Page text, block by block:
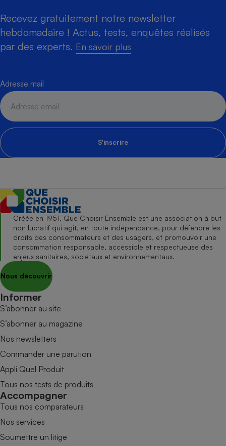
Recevez gratuitement notre newsletter
hebdomadaire ! Actus, tests, enquêtes réalisés
par des experts. En savoir plus
Adresse mail
S'inscrire
Créée en 1951, Que Choisir Ensemble est une association à but
non lucratif qui agit, en toute indépendance, pour défendre les
droits des consommateurs et des usagers, et promouvoir une
consommation responsable, accessible et respectueuse des
enjeux sanitaires, sociétaux et environnementaux.
Nous découvrir
Informer
S’abonner au site
S’abonner au magazine
Nos newsletters
Commander une parution
Appli Quel Produit
Tous nos tests de produits
Accompagner
Tous nos comparateurs
Nos services
Soumettre un litige